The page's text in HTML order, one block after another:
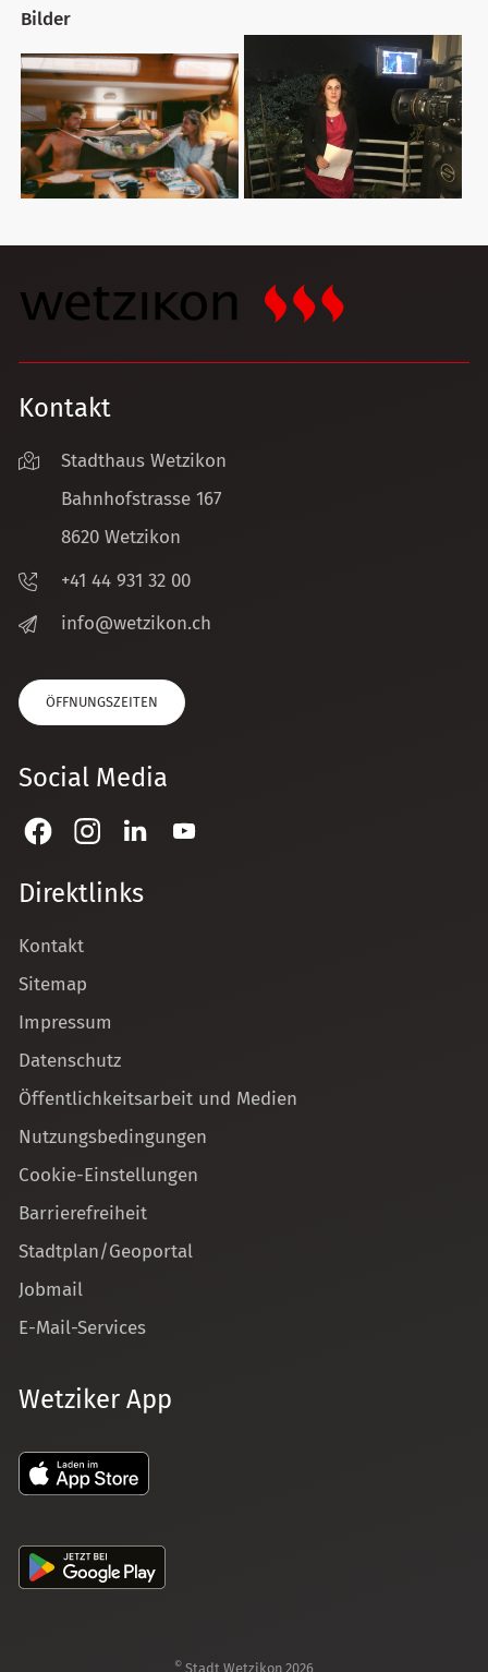
Bilder
Kontakt
Stadthaus Wetzikon
Bahnhofstrasse 167
8620 Wetzikon
+41 44 931 32 00
nf
w tz k n ch
ÖFFNUNGSZEITEN
Social Media
Direktlinks
Kontakt
Sitemap
Impressum
Datenschutz
Öffentlichkeitsarbeit und Medien
Nutzungsbedingungen
Cookie-Einstellungen
Barrierefreiheit
Stadtplan/Geoportal
Jobmail
E-Mail-Services
Wetziker App
© Stadt Wetzikon 2026